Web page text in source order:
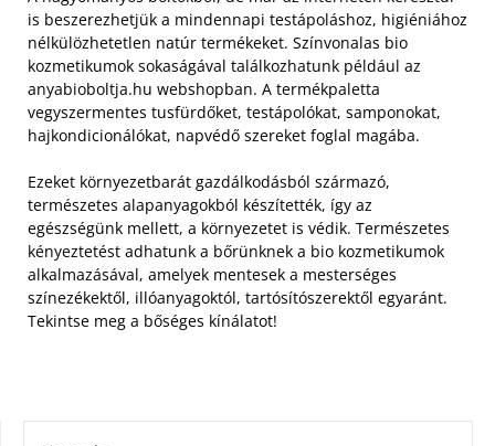
is beszerezhetjük a mindennapi testápoláshoz, higiéniához
nélkülözhetetlen natúr termékeket. Színvonalas bio
kozmetikumok sokaságával találkozhatunk például az
anyabioboltja.hu webshopban. A termékpaletta
vegyszermentes tusfürdőket, testápolókat, samponokat,
hajkondicionálókat, napvédő szereket foglal magába.
Ezeket környezetbarát gazdálkodásból származó,
természetes alapanyagokból készítették, így az
egészségünk mellett, a környezetet is védik. Természetes
kényeztetést adhatunk a bőrünknek a bio kozmetikumok
alkalmazásával, amelyek mentesek a mesterséges
színezékektől, illóanyagoktól, tartósítószerektől egyaránt.
Tekintse meg a bőséges kínálatot!